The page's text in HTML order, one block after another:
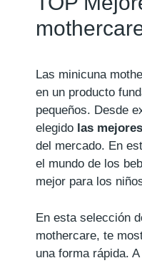
Las minicuna
en un producto
pequeños. Desde
elegido las
del mercado. En
el mundo de los
mejor para los
En esta selección
mothercare, te
una forma rápida.